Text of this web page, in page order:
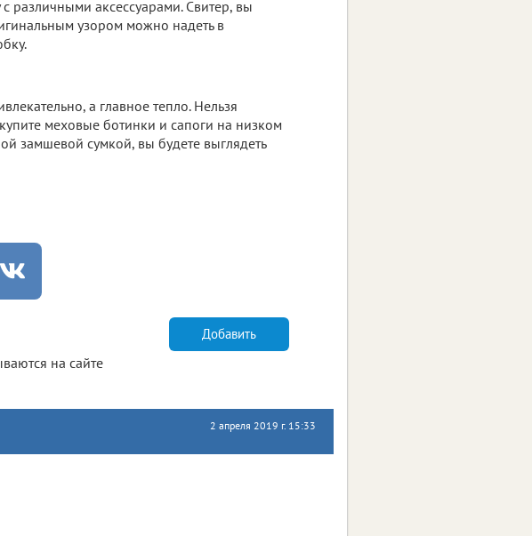
различными аксессуарами. Свитер, вы
узором можно надеть в
а главное тепло. Нельзя
меховые ботинки и сапоги на низком
замшевой сумкой, вы будете выглядеть
на сайте
Добавить
2 апреля 2019 г. 15:33